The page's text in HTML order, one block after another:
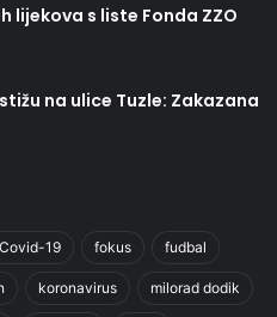
lijekova s liste Fonda ZZO
na ulice Tuzle: Zakazana
Covid-19 fokus fudbal
koronavirus milorad dodik